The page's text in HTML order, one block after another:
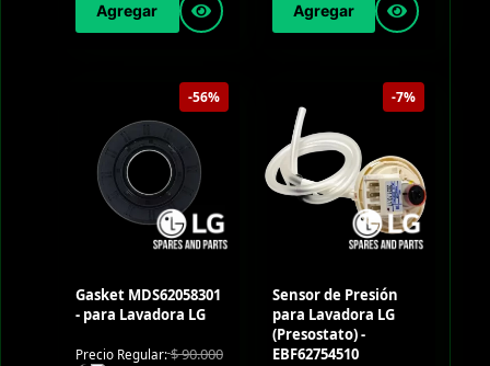
Agregar Agregar
-56%
Gasket MDS62058301
- para Lavadora LG
Precio Regular:$90.000
-7%
Sensor de Presión
para Lavadora LG
(Presostato) -
EBF62754510